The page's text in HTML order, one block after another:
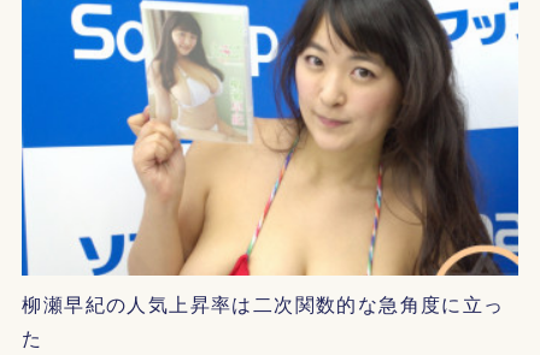
柳瀬早紀の人気上昇率は二次関数的な急角度に立っ
た